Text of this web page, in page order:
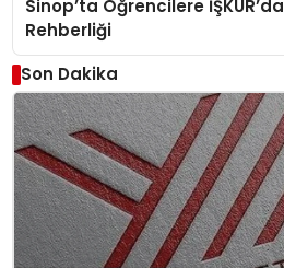
Sinop’ta Öğrencilere
Rehberliği
Son Dakika